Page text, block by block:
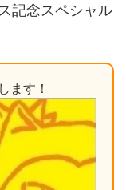
記念スペシャル
ます！